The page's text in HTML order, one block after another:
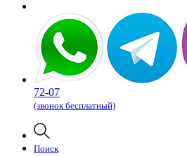
72-07
(звонок бесплатный)
Поиск